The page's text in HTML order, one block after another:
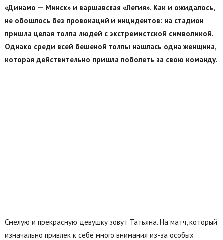
«Динамо — Минск» и варшавская «Легия». Как и ожидалось,
не обошлось без провокаций и инцидентов: на стадион
пришла целая толпа людей с экстремистской символикой.
Однако среди всей бешеной толпы нашлась одна женщина,
которая действительно пришла поболеть за свою команду.
Смелую и прекрасную девушку зовут Татьяна. На матч, который
изначально привлек к себе много внимания из-за особых